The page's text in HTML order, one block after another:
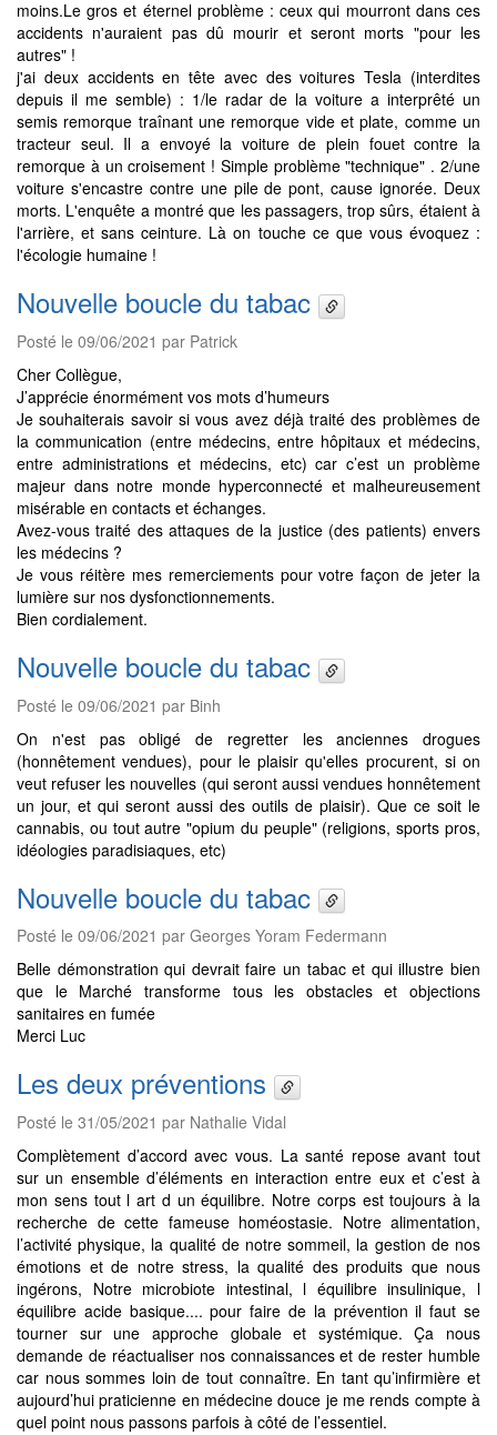
moins.Le gros et éternel problème : ceux qui mourront dans ces
accidents n'auraient pas dû mourir et seront morts "pour les
autres" !
j'ai deux accidents en tête avec des voitures Tesla (interdites
depuis il me semble) : 1/le radar de la voiture a interprêté un
semis remorque traînant une remorque vide et plate, comme un
tracteur seul. Il a envoyé la voiture de plein fouet contre la
remorque à un croisement ! Simple problème "technique" . 2/une
voiture s'encastre contre une pile de pont, cause ignorée. Deux
morts. L'enquête a montré que les passagers, trop sûrs, étaient à
l'arrière, et sans ceinture. Là on touche ce que vous évoquez :
l'écologie humaine !
Nouvelle boucle du tabac
Posté le 09/06/2021 par Patrick
Cher Collègue,
J’apprécie énormément vos mots d’humeurs
Je souhaiterais savoir si vous avez déjà traité des problèmes de
la communication (entre médecins, entre hôpitaux et médecins,
entre administrations et médecins, etc) car c’est un problème
majeur dans notre monde hyperconnecté et malheureusement
misérable en contacts et échanges.
Avez-vous traité des attaques de la justice (des patients) envers
les médecins ?
Je vous réitère mes remerciements pour votre façon de jeter la
lumière sur nos dysfonctionnements.
Bien cordialement.
Nouvelle boucle du tabac
Posté le 09/06/2021 par Binh
On n'est pas obligé de regretter les anciennes drogues
(honnêtement vendues), pour le plaisir qu'elles procurent, si on
veut refuser les nouvelles (qui seront aussi vendues honnêtement
un jour, et qui seront aussi des outils de plaisir). Que ce soit le
cannabis, ou tout autre "opium du peuple" (religions, sports pros,
idéologies paradisiaques, etc)
Nouvelle boucle du tabac
Posté le 09/06/2021 par Georges Yoram Federmann
Belle démonstration qui devrait faire un tabac et qui illustre bien
que le Marché transforme tous les obstacles et objections
sanitaires en fumée
Merci Luc
Les deux préventions
Posté le 31/05/2021 par Nathalie Vidal
Complètement d’accord avec vous. La santé repose avant tout
sur un ensemble d’éléments en interaction entre eux et c’est à
mon sens tout l art d un équilibre. Notre corps est toujours à la
recherche de cette fameuse homéostasie. Notre alimentation,
l’activité physique, la qualité de notre sommeil, la gestion de nos
émotions et de notre stress, la qualité des produits que nous
ingérons, Notre microbiote intestinal, l équilibre insulinique, l
équilibre acide basique.... pour faire de la prévention il faut se
tourner sur une approche globale et systémique. Ça nous
demande de réactualiser nos connaissances et de rester humble
car nous sommes loin de tout connaître. En tant qu’infirmière et
aujourd’hui praticienne en médecine douce je me rends compte à
quel point nous passons parfois à côté de l’essentiel.